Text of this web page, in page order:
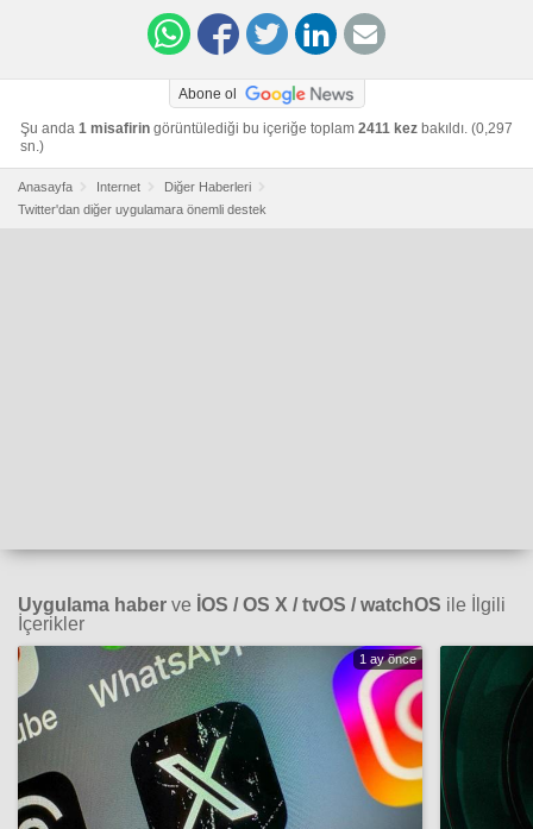
Abone ol
Şu anda 1 misafirin görüntülediği bu içeriğe toplam 2411 kez bakıldı. (0,297
sn.)
Anasayfa Internet
Diğer Haberleri
Twitter'dan diğer uygulamara önemli destek
Uygulama haber ve İOS / OS X / tvOS / watchOS ile İlgili
İçerikler
1 ay önce